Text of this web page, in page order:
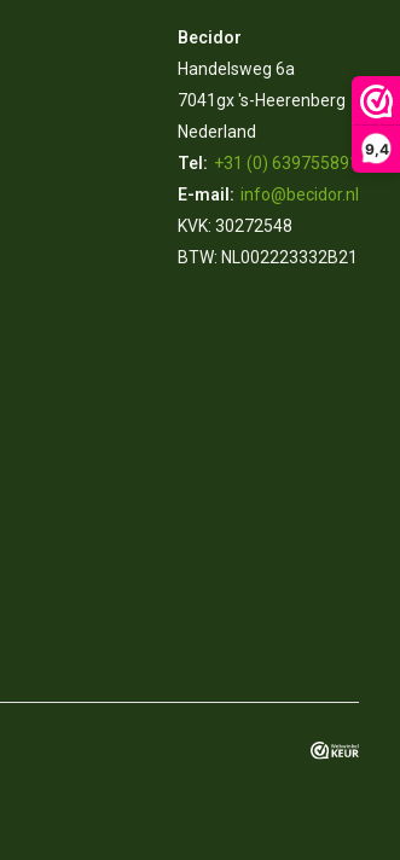
9,4
Becidor
Handelsweg 6a
7041gx 's-Heerenberg
Nederland
Tel: +31 (0) 639755891
E-mail: info@becidor.nl
KVK: 30272548
BTW: NL002223332B21